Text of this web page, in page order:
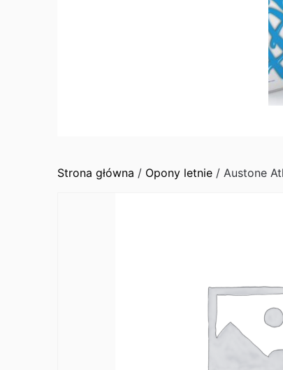
Strona główna / Opony letnie / Austone